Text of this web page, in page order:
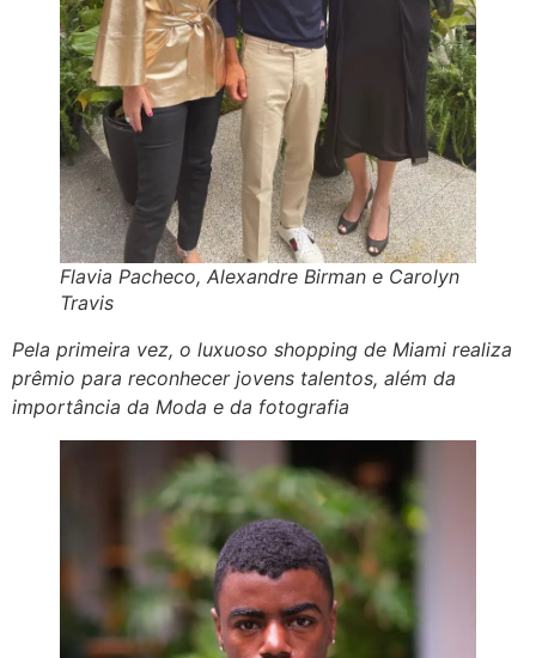
Flavia Pacheco, Alexandre Birman e Carolyn
Travis
Pela primeira vez, o luxuoso shopping de Miami realiza
prêmio para reconhecer jovens talentos, além da
importância da Moda e da fotografia